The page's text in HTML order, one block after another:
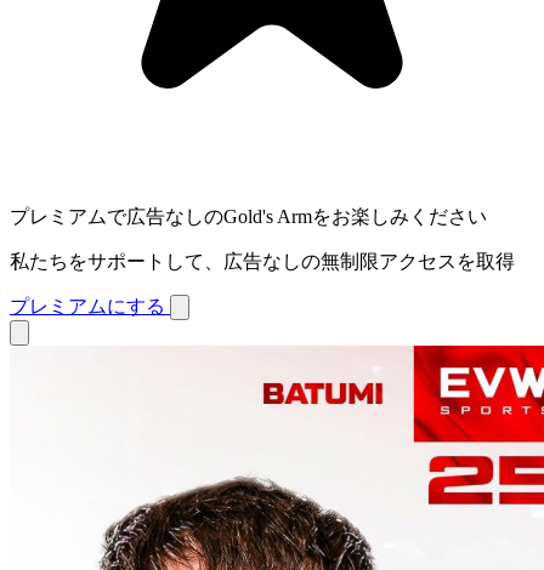
プレミアムで広告なしのGold's Armをお楽しみください
私たちをサポートして、広告なしの無制限アクセスを取得
プレミアムにする